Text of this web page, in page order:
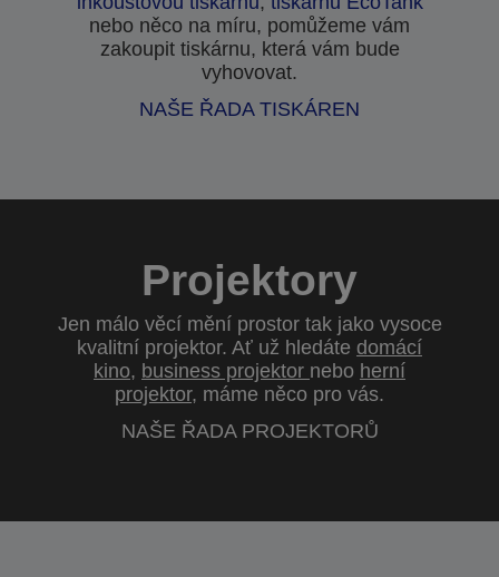
nebo něco na míru, pomůžeme vám
zakoupit tiskárnu, která vám bude
vyhovovat.
NAŠE ŘADA TISKÁREN
Projektory
Jen málo věcí mění prostor tak jako vysoce
kvalitní projektor. Ať už hledáte domácí
kino, business projektor nebo herní
projektor, máme něco pro vás.
NAŠE ŘADA PROJEKTORŮ